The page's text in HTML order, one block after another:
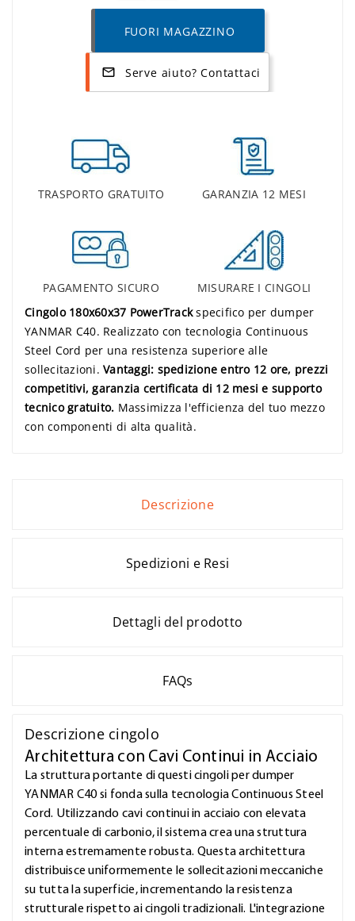
FUORI MAGAZZINO
mail_outline Serve aiuto? Contattaci
TRASPORTO GRATUITO GARANZIA 12 MESI
PAGAMENTO SICURO
MISURARE I CINGOLI
Cingolo 180x60x37 PowerTrackspecifico per dumper
YANMAR C40. Realizzato con tecnologia Continuous
Steel Cord per una resistenza superiore alle
sollecitazioni. Vantaggi: spedizione entro 12 ore, prezzi
competitivi, garanzia certificata di 12 mesi e supporto
tecnico gratuito. Massimizza l'efficienza del tuo mezzo
con componenti di alta qualità.
Descrizione
Spedizioni e Resi
Dettagli del prodotto
FAQs
Descrizione cingolo
Architettura con Cavi Continui in Acciaio
La struttura portante di questi cingoli per dumper
YANMAR C40 si fonda sulla tecnologia Continuous Steel
Cord. Utilizzando cavi continui in acciaio con elevata
percentuale di carbonio, il sistema crea una struttura
interna estremamente robusta. Questa architettura
distribuisce uniformemente le sollecitazioni meccaniche
su tutta la superficie, incrementando la resistenza
strutturale rispetto ai cingoli tradizionali. L'integrazione